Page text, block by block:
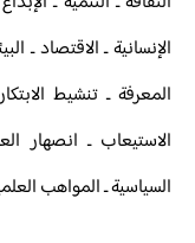
الإنسانية ـ الاقتصاد ـ
المعرفة ـ تنشيط
الاستيعاب ـ انصهار
السياسية ـ المواهب